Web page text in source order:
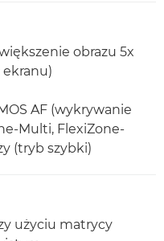
obrazu 5x
AF (wykrywanie
Multi, FlexiZone-
(tryb szybki)
użyciu matrycy